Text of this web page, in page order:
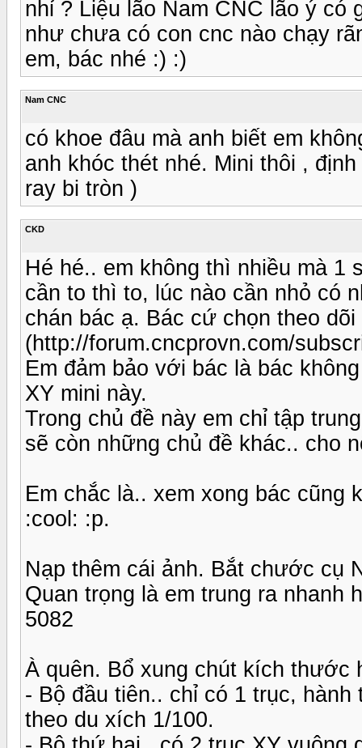
nhỉ ? Liệu lão Nam CNC lão ý có
như chưa có con cnc nào chạy
em, bác nhé :) :)
Nam CNC
có khoe đâu mà anh biết em
anh khóc thét nhé. Mini thôi ,
ray bi tròn )
CKD
Hé hé.. em không thì nhiều mà 1
cần to thì to, lúc nào cần nhỏ có
chán bác ạ. Bác cứ chọn theo
(http://forum.cncprovn.com/
Em đảm bảo với bác là bác
XY mini này.
Trong chủ đề này em chỉ tập
sẽ còn những chủ đề khác.. cho
Em chắc là.. xem xong bác cũng
:cool: :p.
Nạp thêm cái ảnh. Bắt chước cụ
Quan trọng là em trung ra nhanh
5082
À quên. Bổ xung chút kích thước
- Bộ đầu tiên.. chỉ có 1 trục,
theo du xích 1/100.